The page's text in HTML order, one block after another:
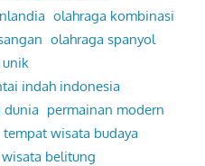
olahraga kombinasi
olahraga spanyol
unik
indah indonesia
dunia permainan modern
tempat wisata budaya
wisata belitung